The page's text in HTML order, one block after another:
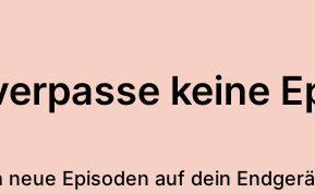
keine
Episoden auf dein